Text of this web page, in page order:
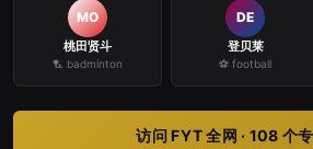
MO
桃田贤斗
🏸 badminton
DE
登贝莱
⚽ football
访问 FYT 全网 · 108 个